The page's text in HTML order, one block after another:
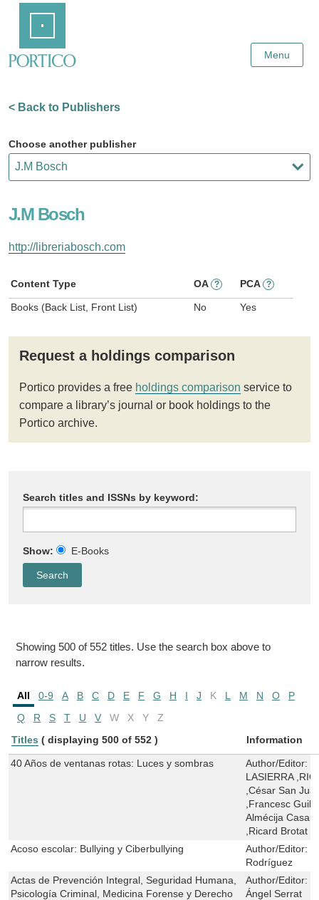
Content
Menu
< Back to Publishers
Choose another publisher
J.M Bosch
http://libreriabosch.com
Content Type OA ? PCA ?
Books (Back List, Front List) No Yes
Request a holdings comparison
Portico provides a free holdings comparison service to
compare a library’s journal or book holdings to the
Portico archive.
Search titles and ISSNs by keyword:
Show: E-Books
Showing 500 of 552 titles. Use the search box above to
narrow results.
All 0-9 A B C D E F G H I J K L M N O
P
Q
R S T U V W X Y
Z
Titles ( displaying 500 of 552 ) Information
40 Años de ventanas rotas: Luces y sombras Author/Editor:
LASIERRA
,César San
,Francesc
Almécija
,Ricard Brotat
Acoso escolar: Bullying y Ciberbullying
Author/Editor:
Rodríguez
Actas de Prevención Integral, Seguridad Humana,
Psicología Criminal, Medicina Forense y Derecho
Author/Editor:
Ángel Serrat